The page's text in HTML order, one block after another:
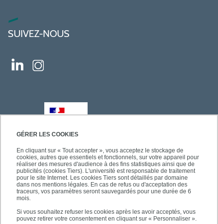
GÉRER LES COOKIES
En cliquant sur « Tout accepter », vous acceptez le stockage de
cookies, autres que essentiels et fonctionnels, sur votre appareil pour
réaliser des mesures d'audience à des fins statistiques ainsi que de
publicités (cookies Tiers). L'université est responsable de traitement
pour le site Internet. Les cookies Tiers sont détaillés par domaine
dans nos mentions légales. En cas de refus ou d'acceptation des
traceurs, vos paramètres seront sauvegardés pour une durée de 6
mois.
Si vous souhaitez refuser les cookies après les avoir acceptés, vous
pouvez retirer votre consentement en cliquant sur « Personnaliser ».
SUIVEZ-NOUS